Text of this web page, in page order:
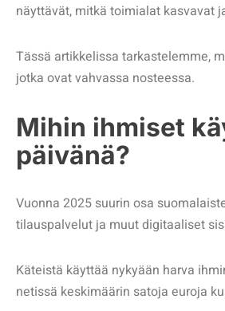
näyttävät, mitkä toimialat kasvavat
Tässä artikkelissa tarkastelemme,
jotka ovat vahvassa nosteessa.
Mihin ihmiset
päivänä?
Vuonna 2025 suurin osa
tilauspalvelut ja muut digitaaliset
Käteistä käyttää nykyään harva
netissä keskimäärin satoja euroja